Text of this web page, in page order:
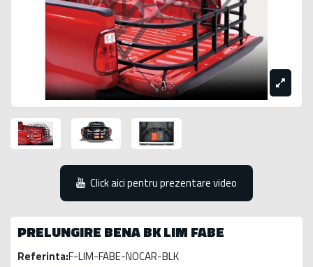
Click aici pentru prezentare video
PRELUNGIRE BENA BK LIM FABE
Referinta:F-LIM-FABE-NOCAR-BLK